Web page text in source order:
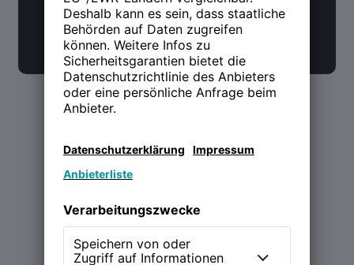
Jetzt anmelden